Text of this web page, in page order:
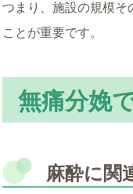
つまり、施設の規模そ
ことが重要です。
無痛分娩
麻酔に関